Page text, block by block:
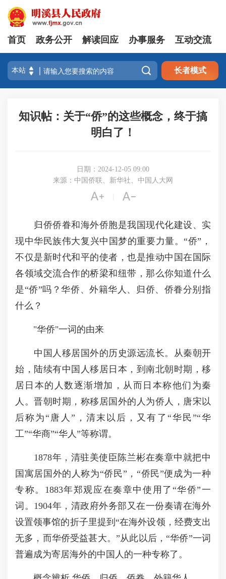
首页 政务公开 解读回应 办事服务 互动交流
 长者模式
知识帖：关于“侨”的这些概念，终于搞
明白了！
日期：2024-12-05 09:00
来源：中国侨联、新华社、中国人大网
 
归侨侨眷和海外侨胞是我国现代化建设、实
现中华民族伟大复兴中国梦的重要力量。“侨”，
不仅是新时代和平的使者，也是推动中国在国际
各领域交流合作的桥梁和纽带，那么你知道什么
是“侨”吗？华侨、外籍华人、归侨、侨眷分别指
什么？
"华侨"一词的由来
中国人移居国外的历史源远流长。从秦朝开
始，陆续有中国人移居日本，到南北朝时期，移
居日本的人数逐渐增加，从而日本称他们为秦
人。晋朝时期，称移居国外的人为侨人，唐宋以
后称为“唐人”，清末以后，又有了“华民”“华
工”“华商”“华人”等称谓。
1878年，清驻美使臣陈兰彬在奏章中就把中
国寓居国外的人称为“侨民”，“侨民”便成为一种
专称。1883年郑观应在奏章中使用了“华侨”一
词。1904年，清政府外务部又在一份奏请在海外
设置领事馆的折子里提到“在海外设领，经费支出
无多，而华侨受益甚大。”从此以后，“华侨”一词
普遍成为寄居海外的中国人的一种专称了。